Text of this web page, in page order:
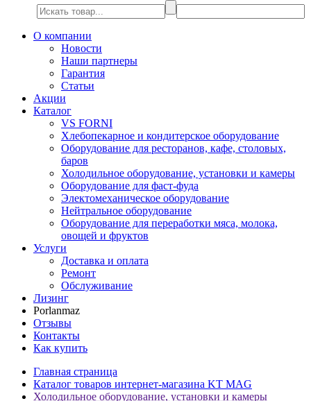
О компании
Новости
Наши партнеры
Гарантия
Статьи
Акции
Каталог
VS FORNI
Хлебопекарное и кондитерское оборудование
Оборудование для ресторанов, кафе, столовых,
баров
Холодильное оборудование, установки и камеры
Оборудование для фаст-фуда
Электомеханическое оборудование
Нейтральное оборудование
Оборудование для переработки мяса, молока,
овощей и фруктов
Услуги
Доставка и оплата
Ремонт
Обслуживание
Лизинг
Porlanmaz
Отзывы
Контакты
Как купить
Главная страница
Каталог товаров интернет-магазина KT MAG
Холодильное оборудование, установки и камеры